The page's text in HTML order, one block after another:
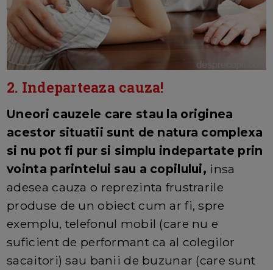
2. Indeparteaza cauza!
Uneori cauzele care stau la originea
acestor situatii sunt de natura complexa
si nu pot fi pur si simplu indepartate prin
vointa parintelui sau a copilului, insa
adesea cauza o reprezinta frustrarile
produse de un obiect cum ar fi, spre
exemplu, telefonul mobil (care nu e
suficient de performant ca al colegilor
sacaitori) sau banii de buzunar (care sunt